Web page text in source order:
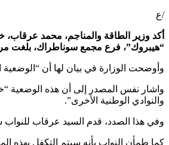
/ع
أكد وزير الطاقة والمناجم، محمد عرقاب،
“هيبروك”، فرع مجمع سوناطراك، بلغت
وأوضحت الوزارة في بيان لها أن “الوضعية
واشار نفس المصدر إلى أن هذه الوضعية
والنوادي الوطنية الأخرى”.
وفي هذا الصدد، قدم السيد عرقاب للنواب
كما طمأن النواب بأنه سيتم التكفل